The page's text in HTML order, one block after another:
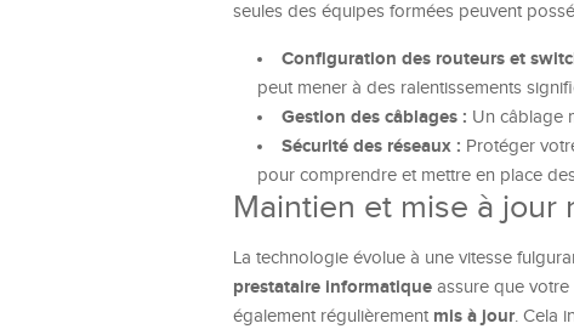
seules des équipes formées peuvent
Configuration des routeurs et
peut mener à des ralentissements
Gestion des câblages : Un câblage
Sécurité des réseaux : Protéger
pour comprendre et mettre en place
Maintien et mise à jour
La technologie évolue à une vitesse
prestataire informatique assure que votre
également régulièrement mis à jour. Cela